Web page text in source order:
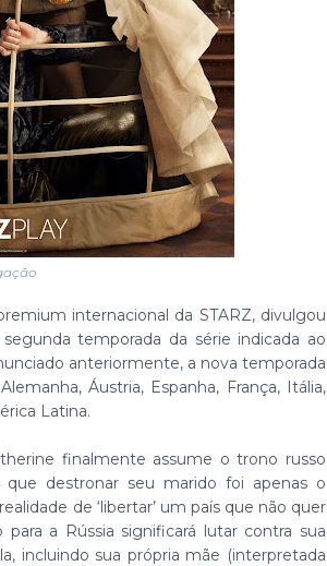
internacional da STARZ, divulgou
temporada da série indicada ao
anteriormente, a nova temporada
Áustria, Espanha, França, Itália,
Latina.
finalmente assume o trono russo
destronar seu marido foi apenas o
de ‘libertar’ um país que não quer
a Rússia significará lutar contra sua
incluindo sua própria mãe (interpretada